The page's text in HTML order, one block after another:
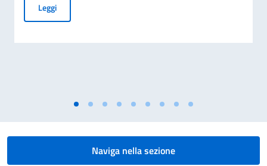
LeggiElezioni dei COMITES 2026
Naviga nella sezione